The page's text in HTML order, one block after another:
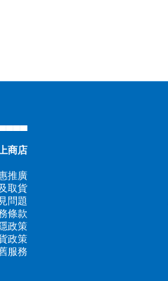
商店
推廣
取貨
問題
條款
政策
政策
服務